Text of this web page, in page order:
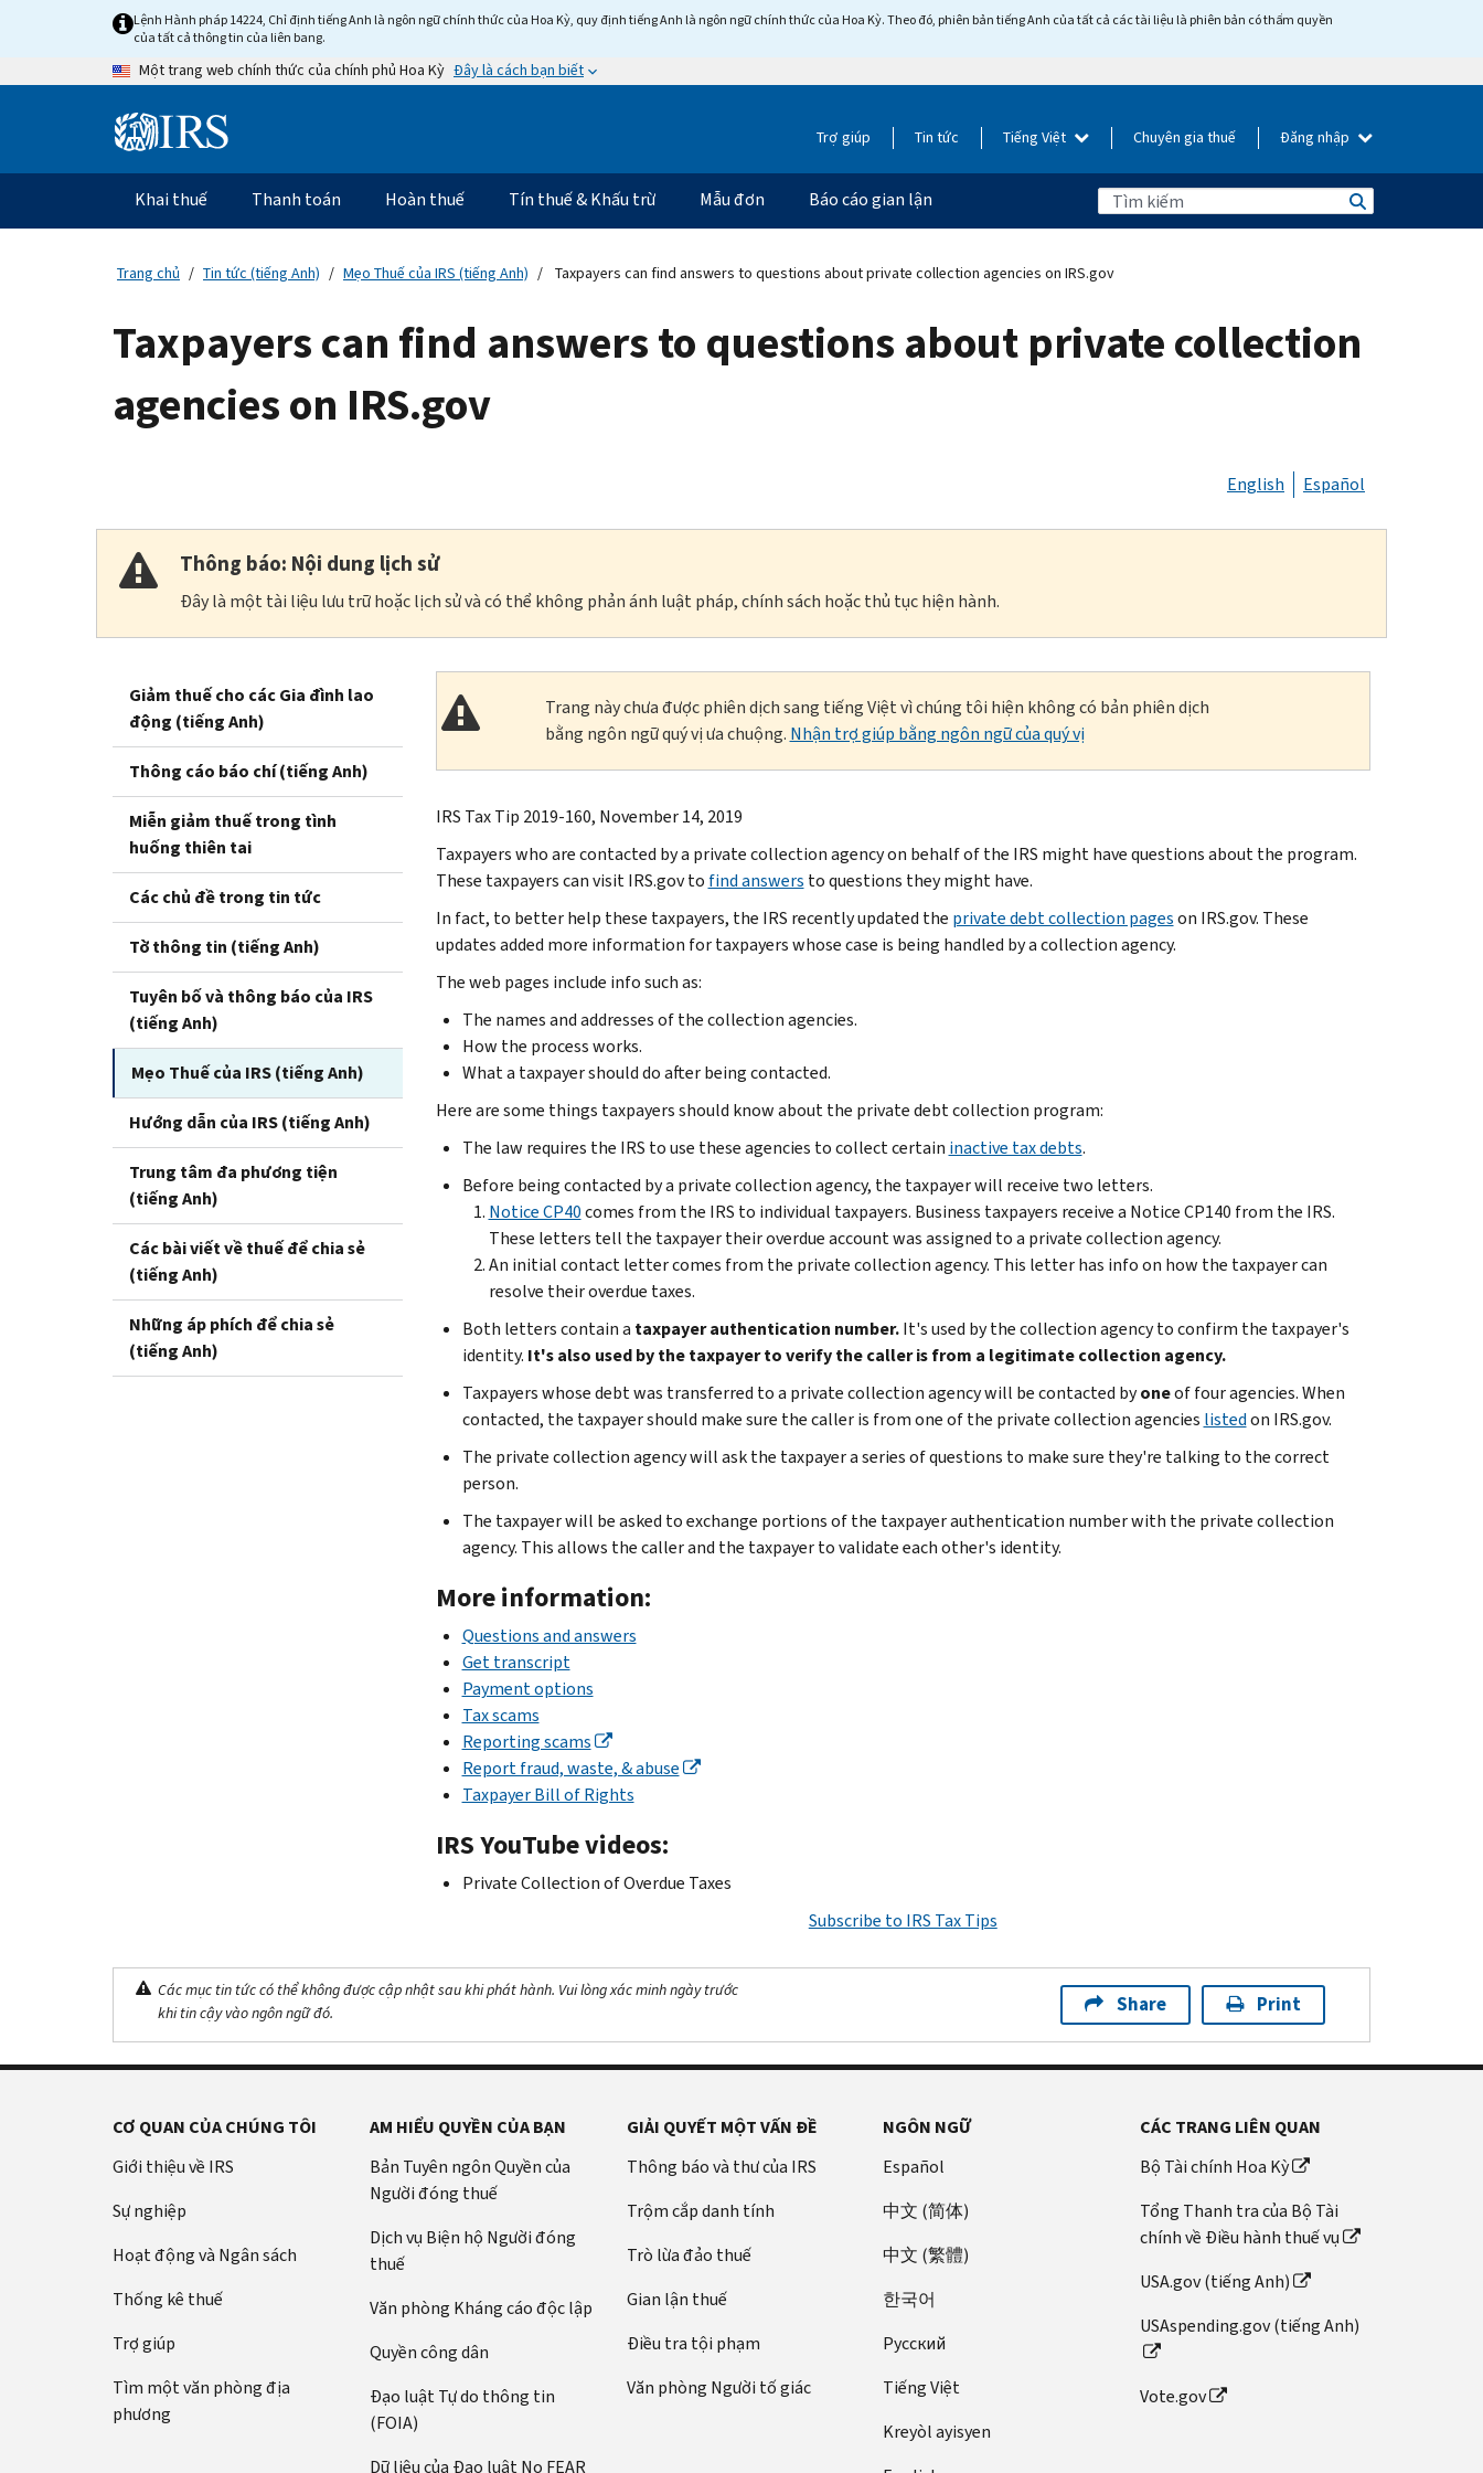
content
Lệnh Hành pháp 14224, Chỉ định tiếng Anh là ngôn ngữ chính thức của Hoa Kỳ, quy định tiếng Anh là ngôn ngữ chính thức của Hoa Kỳ. Theo đó, phiên bản tiếng Anh của tất cả các tài liệu là phiên bản có thẩm quyền
của tất cả thông tin của liên bang.
Một trang web chính thức của chính phủ Hoa Kỳ Đây là cách bạn biết
Information Trợ giúp Tin tức Tiếng Việt Chuyên gia thuế Đăng nhập
Điều
hướng
chính
Khai thuế Thanh toán Hoàn thuế Tín thuế & Khấu trừ Mẫu đơn Báo cáo gian lận
Trang chủ Tin tức (tiếng Anh) Mẹo Thuế của IRS (tiếng Anh) Taxpayers can find answers to questions about private collection agencies on IRS.gov
Taxpayers can find answers to questions about private collection
agencies on IRS.gov
English Español
Thông báo: Nội dung lịch sử
Đây là một tài liệu lưu trữ hoặc lịch sử và có thể không phản ánh luật pháp, chính sách hoặc thủ tục hiện hành.
Giảm thuế cho các Gia đình lao
động (tiếng Anh)
Thông cáo báo chí (tiếng Anh)
Miễn giảm thuế trong tình
huống thiên tai
Các chủ đề trong tin tức
Tờ thông tin (tiếng Anh)
Tuyên bố và thông báo của IRS
(tiếng Anh)
Mẹo Thuế của IRS (tiếng Anh)
Hướng dẫn của IRS (tiếng Anh)
Trung tâm đa phương tiện
(tiếng Anh)
Các bài viết về thuế để chia sẻ
(tiếng Anh)
Những áp phích để chia sẻ
(tiếng Anh)
Trang này chưa được phiên dịch sang tiếng Việt vì chúng tôi hiện không có bản phiên dịch
bằng ngôn ngữ quý vị ưa chuộng. Nhận trợ giúp bằng ngôn ngữ của quý vị
IRS Tax Tip 2019-160, November 14, 2019
Taxpayers who are contacted by a private collection agency on behalf of the IRS might have questions about the program.
These taxpayers can visit IRS.gov to find answers to questions they might have.
In fact, to better help these taxpayers, the IRS recently updated the private debt collection pageson IRS.gov. These
updates added more information for taxpayers whose case is being handled by a collection agency.
The web pages include info such as:
The names and addresses of the collection agencies.
How the process works.
What a taxpayer should do after being contacted.
Here are some things taxpayers should know about the private debt collection program:
The law requires the IRS to use these agencies to collect certain inactive tax debts.
Before being contacted by a private collection agency, the taxpayer will receive two letters.
Notice CP40comes from the IRS to individual taxpayers. Business taxpayers receive a Notice CP140 from the IRS.
These letters tell the taxpayer their overdue account was assigned to a private collection agency.
An initial contact letter comes from the private collection agency. This letter has info on how the taxpayer can
resolve their overdue taxes.
Both letters contain a taxpayer authentication number.It's used by the collection agency to confirm the taxpayer's
identity. It's also used by the taxpayer to verify the caller is from a legitimate collection agency.
Taxpayers whose debt was transferred to a private collection agency will be contacted byoneof four agencies. When
contacted, the taxpayer should make sure the caller is from one of the private collection agencies listedon IRS.gov.
The private collection agency will ask the taxpayer a series of questions to make sure they're talking to the correct
person.
The taxpayer will be asked to exchange portions of the taxpayer authentication number with the private collection
agency. This allows the caller and the taxpayer to validate each other's identity.
More information:
Questions and answers
Get transcript
Payment options
Tax scams
Reporting scams
Report fraud, waste, & abuse
Taxpayer Bill of Rights
IRS YouTube videos:
Private Collection of Overdue Taxes
Subscribe to IRS Tax Tips
Các mục tin tức có thể không được cập nhật sau khi phát hành. Vui lòng xác minh ngày trước
khi tin cậy vào ngôn ngữ đó.
Share Print
CƠ QUAN CỦA CHÚNG TÔI
Giới thiệu về IRS
Sự nghiệp
Hoạt động và Ngân sách
Thống kê thuế
Trợ giúp
Tìm một văn phòng địa
phương
AM HIỂU QUYỀN CỦA BẠN
Bản Tuyên ngôn Quyền của
Người đóng thuế
Dịch vụ Biện hộ Người đóng
thuế
Văn phòng Kháng cáo độc lập
Quyền công dân
Đạo luật Tự do thông tin
(FOIA)
Dữ liệu của Đạo luật No FEAR
GIẢI QUYẾT MỘT VẤN ĐỀ
Thông báo và thư của IRS
Trộm cắp danh tính
Trò lừa đảo thuế
Gian lận thuế
Điều tra tội phạm
Văn phòng Người tố giác
NGÔN NGỮ
Español
中文 (简体)
中文 (繁體)
한국어
Pусский
Tiếng Việt
Kreyòl ayisyen
CÁC TRANG LIÊN QUAN
Bộ Tài chính Hoa Kỳ
Tổng Thanh tra của Bộ Tài
chính về Điều hành thuế vụ
USA.gov (tiếng Anh)
USAspending.gov (tiếng Anh)
Vote.gov